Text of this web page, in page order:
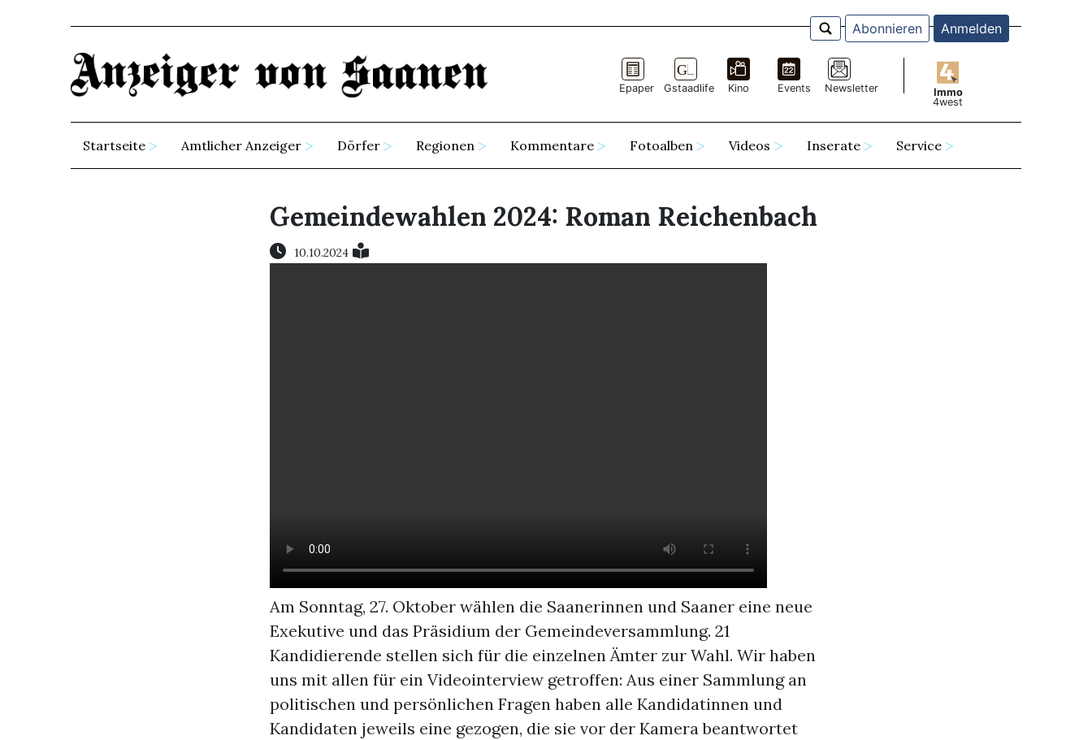
Abonnieren Anmelden
Epaper Gstaadlife Kino Events Newsletter
Immo
4west
Startseite Amtlicher Anzeiger Dörfer Regionen Kommentare Fotoalben Videos Inserate Service
Gemeindewahlen 2024: Roman Reichenbach
10.10.2024
Am Sonntag, 27. Oktober wählen die Saanerinnen und Saaner eine neue
Exekutive und das Präsidium der Gemeindeversammlung. 21
Kandidierende stellen sich für die einzelnen Ämter zur Wahl. Wir haben
uns mit allen für ein Videointerview getroffen: Aus einer Sammlung an
politischen und persönlichen Fragen haben alle Kandidatinnen und
Kandidaten jeweils eine gezogen, die sie vor der Kamera beantwortet